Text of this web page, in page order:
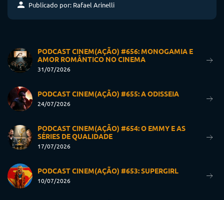
Publicado por: Rafael Arinelli
PODCAST CINEM(AÇÃO) #656: MONOGAMIA E
AMOR ROMÂNTICO NO CINEMA
31/07/2026
PODCAST CINEM(AÇÃO) #655: A ODISSEIA
24/07/2026
PODCAST CINEM(AÇÃO) #654: O EMMY E AS
SÉRIES DE QUALIDADE
17/07/2026
PODCAST CINEM(AÇÃO) #653: SUPERGIRL
10/07/2026